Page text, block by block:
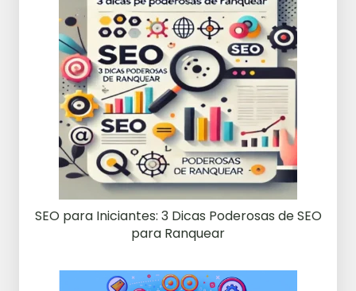
SEO para Iniciantes: 3 Dicas Poderosas de SEO
para Ranquear